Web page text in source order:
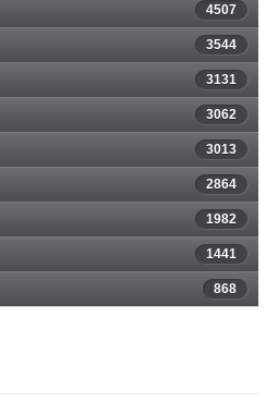
4507
3544
3131
3062
3013
2864
1982
1441
868